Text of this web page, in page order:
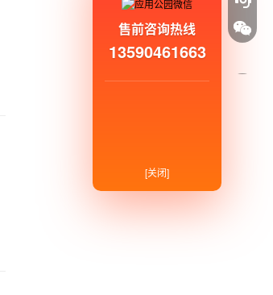
售前咨询热线
13590461663
[关闭]